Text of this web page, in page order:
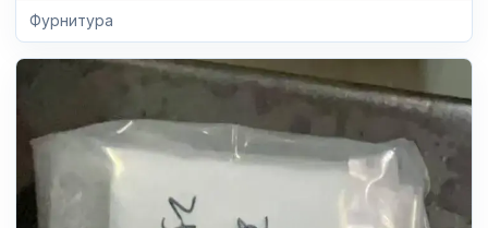
Фурнитура